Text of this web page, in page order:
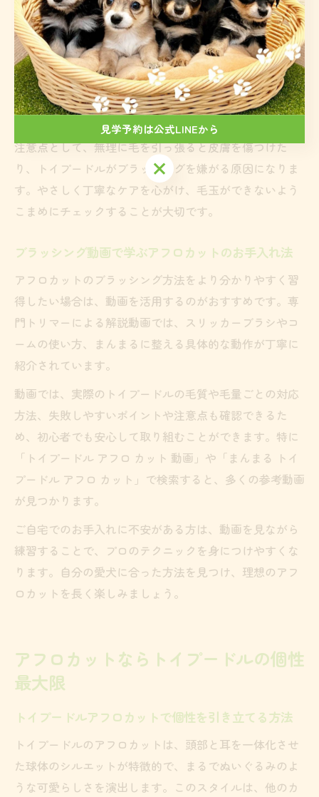
トイプードルも慣れやすくなります。
毛が乾いた状態で、毛流れに逆らいながらスリッカーブ
ラシを使うと、ふんわりと立体的になります。特に耳の
周りや頭頂部はボリュームが出やすい部分なので、重点
的にブラッシングしましょう。仕上げにコームで全体の
形を整えると、きれいな球体が作れます。
注意点として、無理に毛を引っ張ると皮膚を傷つけた
り、トイプードルがブラッシングを嫌がる原因になりま
す。やさしく丁寧なケアを心がけ、毛玉ができないよう
こまめにチェックすることが大切です。
ブラッシング動画で学ぶアフロカットのお手入れ法
アフロカットのブラッシング方法をより分かりやすく習
得したい場合は、動画を活用するのがおすすめです。専
門トリマーによる解説動画では、スリッカーブラシやコ
ームの使い方、まんまるに整える具体的な動作が丁寧に
紹介されています。
動画では、実際のトイプードルの毛質や毛量ごとの対応
方法、失敗しやすいポイントや注意点も確認できるた
め、初心者でも安心して取り組むことができます。特に
「トイプードル アフロ カット 動画」や「まんまる トイ
プードル アフロ カット」で検索すると、多くの参考動画
が見つかります。
ご自宅でのお手入れに不安がある方は、動画を見ながら
練習することで、プロのテクニックを身につけやすくな
ります。自分の愛犬に合った方法を見つけ、理想のアフ
ロカットを長く楽しみましょう。
アフロカットならトイプードルの個性
最大限
トイプードルアフロカットで個性を引き立てる方法
トイプードルのアフロカットは、頭部と耳を一体化させ
た球体のシルエットが特徴的で、まるでぬいぐるみのよ
うな可愛らしさを演出します。このスタイルは、他のカ
見学予約は公式LINEから
見学予約は公式LINEから